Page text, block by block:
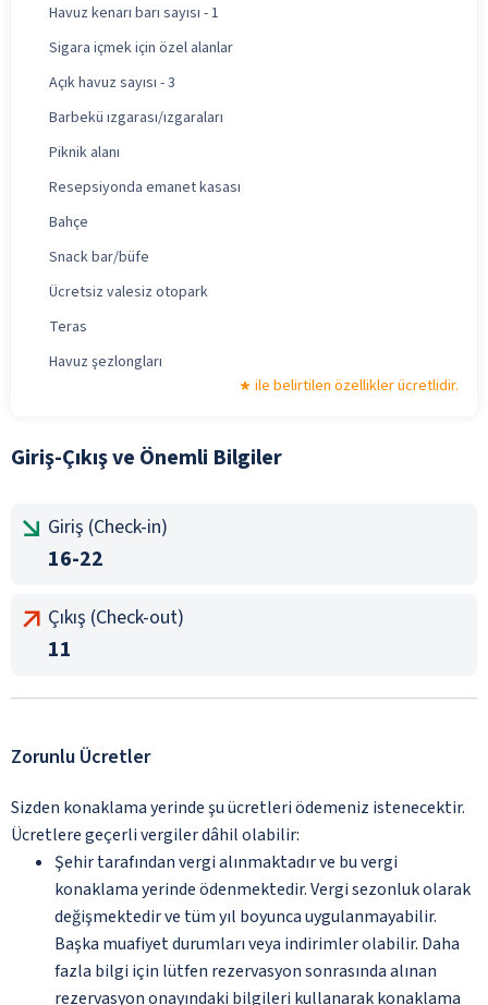
Havuz kenarı barı sayısı - 1
Sigara içmek için özel alanlar
Açık havuz sayısı - 3
Barbekü ızgarası/ızgaraları
Piknik alanı
Resepsiyonda emanet kasası
Bahçe
Snack bar/büfe
Ücretsiz valesiz otopark
Teras
Havuz şezlongları
ile belirtilen özellikler ücretlidir.
Giriş-Çıkış ve Önemli Bilgiler
Giriş (Check-in)
16-22
Çıkış (Check-out)
11
Zorunlu Ücretler
Sizden konaklama yerinde şu ücretleri ödemeniz istenecektir.
Ücretlere geçerli vergiler dâhil olabilir:
Şehir tarafından vergi alınmaktadır ve bu vergi
konaklama yerinde ödenmektedir. Vergi sezonluk olarak
değişmektedir ve tüm yıl boyunca uygulanmayabilir.
Başka muafiyet durumları veya indirimler olabilir. Daha
fazla bilgi için lütfen rezervasyon sonrasında alınan
rezervasyon onayındaki bilgileri kullanarak konaklama